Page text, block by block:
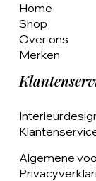
Home
Shop
Over ons
Merken
Algemene